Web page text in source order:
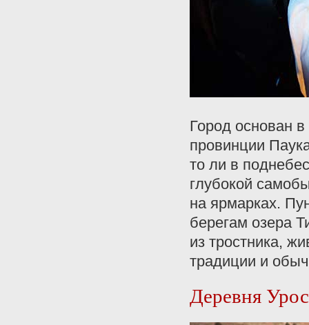
Город основан
провинции
то ли в
глубокой
на ярмарках.
берегам озера
из тростника,
традиции и
Деревня